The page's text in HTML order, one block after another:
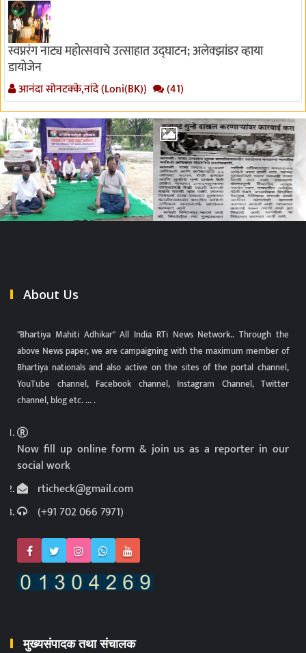
स्वप्नरंग नाट्य महोत्सवाचे उत्साहात उद्घाटन; अलेक्झांडर व्हाया
डायोजेन
आनंदा सोनटक्के,नांदे (Loni(BK)) (41)
About Us
"Bhartiya Mahiti Adhikar" All India RTi News Network.. Through the
above News paper, we are campaigning with the maximum member of
Bhartiya nationals and also active on the sites of the portal channel,
YouTube channel, Facebook channel, Instagram Channel, Twitter
channel, blog etc. ... .
Now fill up online form & join us as a reporter in our
social work
rticheck@gmail.com
(+91 702 066 7971)
मुख्यसंपादक तथा संचालक